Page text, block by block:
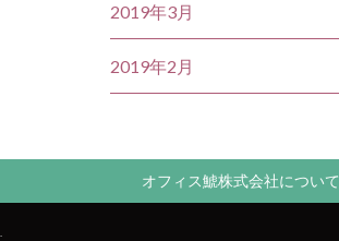
2019年3月
2019年2月
オフィス鯱株式会社について